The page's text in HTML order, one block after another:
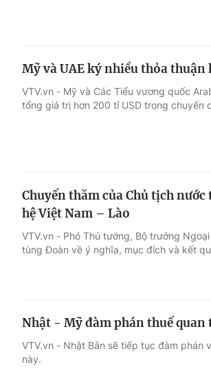
Mỹ và UAE ký nhiều thỏa thuận
VTV.vn - Mỹ và Các Tiểu vương quốc
tổng giá trị hơn 200 tỉ USD trong chuyến
Chuyến thăm của Chủ tịch
hệ Việt Nam – Lào
VTV.vn - Phó Thủ tướng, Bộ trưởng
tùng Đoàn về ý nghĩa, mục đích và kết
Nhật - Mỹ đàm phán thuế
VTV.vn - Nhật Bản sẽ tiếp tục đàm
này.